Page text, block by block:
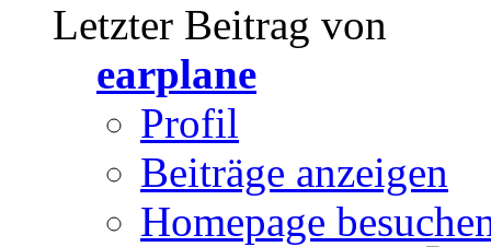
Letzter Beitrag von
earplane
Profil
Beiträge anzeigen
Homepage